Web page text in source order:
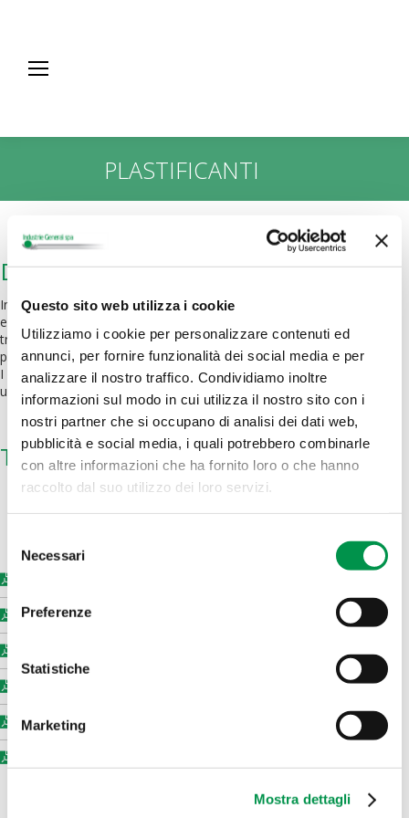
Questo sito web utilizza i cookie
Utilizziamo i cookie per personalizzare contenuti ed
annunci, per fornire funzionalità dei social media e per
analizzare il nostro traffico. Condividiamo inoltre
informazioni sul modo in cui utilizza il nostro sito con i
nostri partner che si occupano di analisi dei dati web,
pubblicità e social media, i quali potrebbero combinarle
con altre informazioni che ha fornito loro o che hanno
raccolto dal suo utilizzo dei loro servizi.
del
consenso
Necessari
Preferenze
Statistiche
Marketing
Mostra dettagli
PLASTIFICANTI
You are here:
Descrizione
Industrie Generali ha prodotto direttamente plastificanti ftalici
ed adipici per oltre 20 anni. Oggi industrie Generali ha
trasferito la propria esperienza nella distribuzione di
plastificanti di marchi prestigiosi.
I depositi storici della sede di Samarate permettono inoltre
un costante stoccaggio e disponibilità di prodotto.
Tipologia prodotto
DIDP
Palatinol 10P